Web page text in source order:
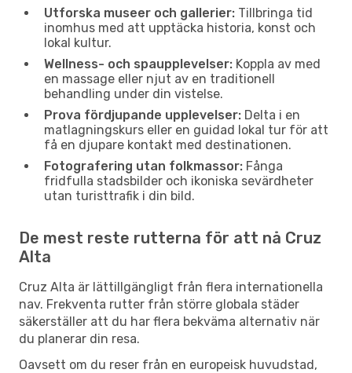
Utforska museer och gallerier: Tillbringa tid
inomhus med att upptäcka historia, konst och
lokal kultur.
Wellness- och spaupplevelser: Koppla av med
en massage eller njut av en traditionell
behandling under din vistelse.
Prova fördjupande upplevelser: Delta i en
matlagningskurs eller en guidad lokal tur för att
få en djupare kontakt med destinationen.
Fotografering utan folkmassor: Fånga
fridfulla stadsbilder och ikoniska sevärdheter
utan turisttrafik i din bild.
De mest reste rutterna för att nå Cruz
Alta
Cruz Alta är lättillgängligt från flera internationella
nav. Frekventa rutter från större globala städer
säkerställer att du har flera bekväma alternativ när
du planerar din resa.
Oavsett om du reser från en europeisk huvudstad,